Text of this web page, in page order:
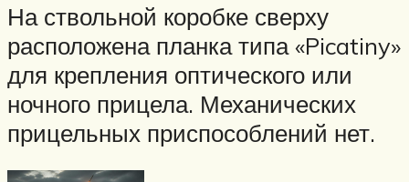
На ствольной коробке сверху
расположена планка типа «Picatiny»
для крепления оптического или
ночного прицела. Механических
прицельных приспособлений нет.